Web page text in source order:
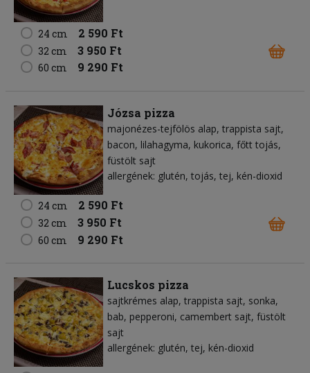
24 cm 2 590 Ft
32 cm 3 950 Ft
60 cm 9 290 Ft
Józsa pizza
majonézes-tejfölös alap trappista sajt
bacon lilahagyma kukorica főtt tojás
füstölt sajt
allergének: glutén, tojás, tej, kén-dioxid
24 cm 2 590 Ft
32 cm 3 950 Ft
60 cm 9 290 Ft
Lucskos pizza
sajtkrémes alap trappista sajt sonka
bab pepperoni camembert sajt füstölt
sajt
allergének: glutén, tej, kén-dioxid